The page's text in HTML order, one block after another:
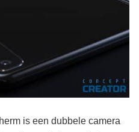
is een dubbele camera